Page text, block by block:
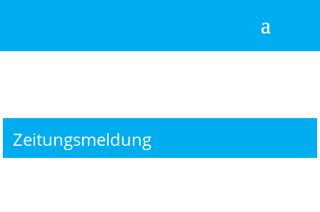
Zeitungsmeldung